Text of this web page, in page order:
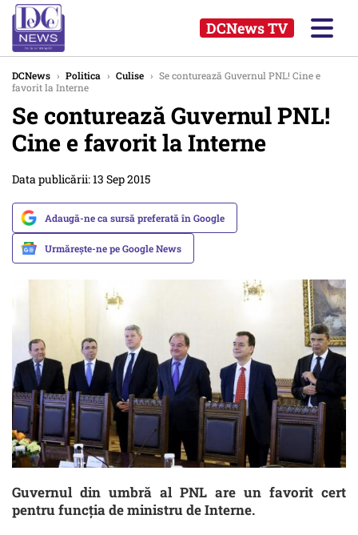
DCNews TV
DCNews › Politica › Culise › Se conturează Guvernul PNL! Cine e
favorit la Interne
Se conturează Guvernul PNL!
Cine e favorit la Interne
Data publicării: 13 Sep 2015
Adaugă-ne ca sursă preferată în Google
Urmărește-ne pe Google News
Guvernul din umbră al PNL are un favorit cert
pentru funcția de ministru de Interne.